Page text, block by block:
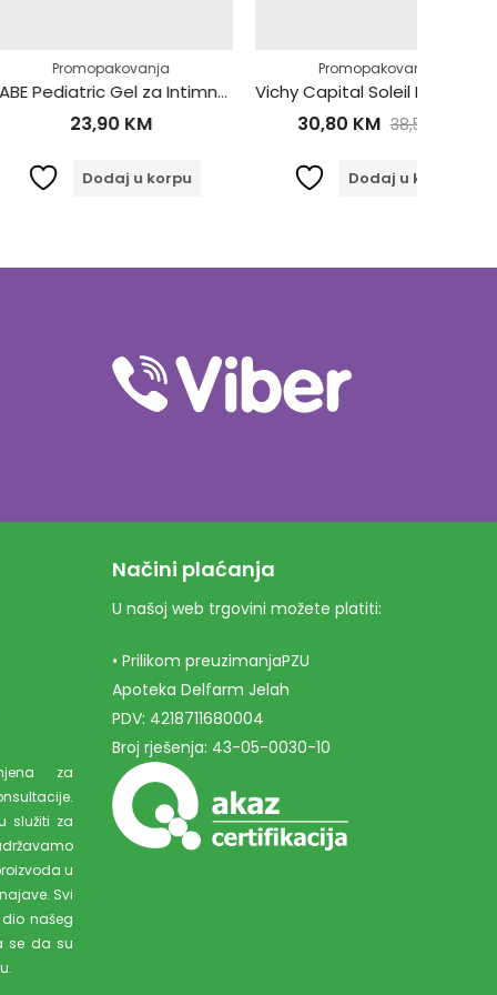
BABE Pediatric Gel za Intimnu Njegu 200ml
Dodaj u korpu
Promopakovanja
Vichy Capital Soleil Dry Touch Mat Fluid za lice SPF30 50ml
38,50KM
Dodaj u korpu
za
služiti za
u
Svi
našeg
se da su
Načini plaćanja
U našoj web trgovini možete platiti:
• Prilikom preuzimanjaPZU
Apoteka Delfarm Jelah
PDV: 4218711680004
Broj rješenja: 43-05-0030-10